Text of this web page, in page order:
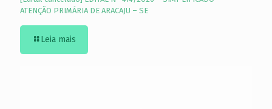
ATENÇÃO PRIMÁRIA DE ARACAJU – SE
Leia mais